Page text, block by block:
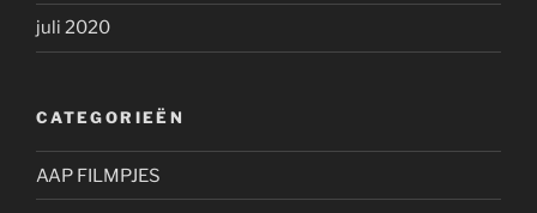
juli 2020
CATEGORIEËN
AAP FILMPJES